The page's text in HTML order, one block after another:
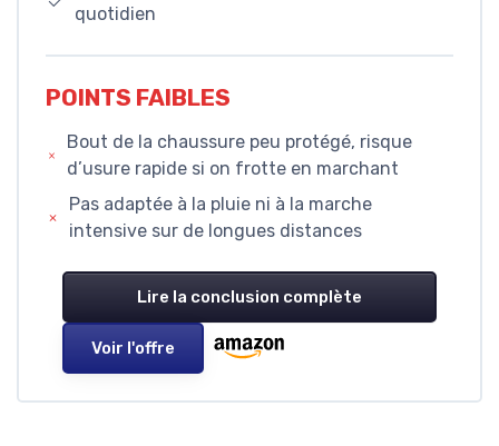
quotidien
POINTS FAIBLES
Bout de la chaussure peu protégé, risque
d’usure rapide si on frotte en marchant
Pas adaptée à la pluie ni à la marche
intensive sur de longues distances
Lire la conclusion complète
Voir l'offre